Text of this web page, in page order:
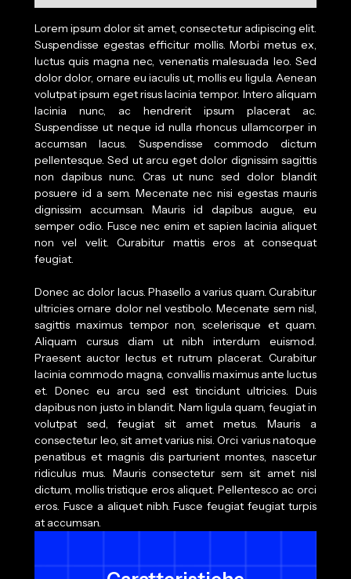
Lorem ipsum dolor sit amet, consectetur adipiscing elit.
Suspendisse egestas efficitur mollis. Morbi metus ex,
luctus quis magna nec, venenatis malesuada leo. Sed
dolor dolor, ornare eu iaculis ut, mollis eu ligula. Aenean
volutpat ipsum eget risus lacinia tempor. Intero aliquam
lacinia nunc, ac hendrerit ipsum placerat ac.
Suspendisse ut neque id nulla rhoncus ullamcorper in
accumsan lacus. Suspendisse commodo dictum
pellentesque. Sed ut arcu eget dolor dignissim sagittis
non dapibus nunc. Cras ut nunc sed dolor blandit
posuere id a sem. Mecenate nec nisi egestas mauris
dignissim accumsan. Mauris id dapibus augue, eu
semper odio. Fusce nec enim et sapien lacinia aliquet
non vel velit. Curabitur mattis eros at consequat
feugiat.
Donec ac dolor lacus. Phasello a varius quam. Curabitur
ultricies ornare dolor nel vestibolo. Mecenate sem nisl,
sagittis maximus tempor non, scelerisque et quam.
Aliquam cursus diam ut nibh interdum euismod.
Praesent auctor lectus et rutrum placerat. Curabitur
lacinia commodo magna, convallis maximus ante luctus
et. Donec eu arcu sed est tincidunt ultricies. Duis
dapibus non justo in blandit. Nam ligula quam, feugiat in
volutpat sed, feugiat sit amet metus. Mauris a
consectetur leo, sit amet varius nisi. Orci varius natoque
penatibus et magnis dis parturient montes, nascetur
ridiculus mus. Mauris consectetur sem sit amet nisl
dictum, mollis tristique eros aliquet. Pellentesco ac orci
eros. Fusce a aliquet nibh. Fusce feugiat feugiat turpis
at accumsan.